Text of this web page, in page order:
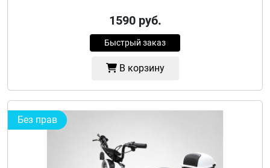
1590руб.
Быстрый заказ
В корзину
Без прав